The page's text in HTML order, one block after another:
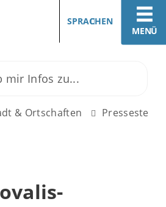
MENÜ
SPRACHEN
& Ortschaften Pressestelle